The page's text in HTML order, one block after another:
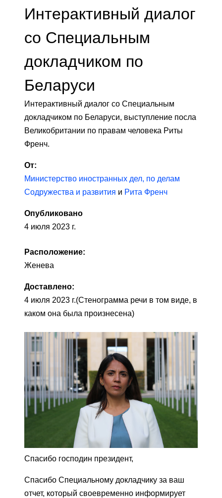
Интерактивный диалог
со Специальным
докладчиком по
Беларуси
Интерактивный диалог со Специальным
докладчиком по Беларуси, выступление посла
Великобритании по правам человека Риты
Френч.
От:
Министерство иностранных дел, по делам
Содружества и развития и Рита Френч
Опубликовано
4 июля 2023 г.
Расположение:
Женева
Доставлено:
4 июля 2023 г.(Стенограмма речи в том виде, в
каком она была произнесена)
Спасибо господин президент,
Спасибо Специальному докладчику за ваш
отчет, который своевременно информирует